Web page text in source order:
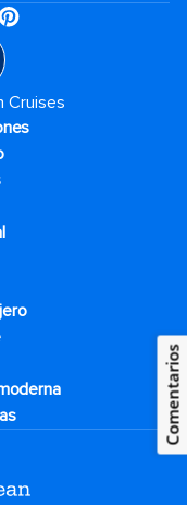
Cruises
Comentarios